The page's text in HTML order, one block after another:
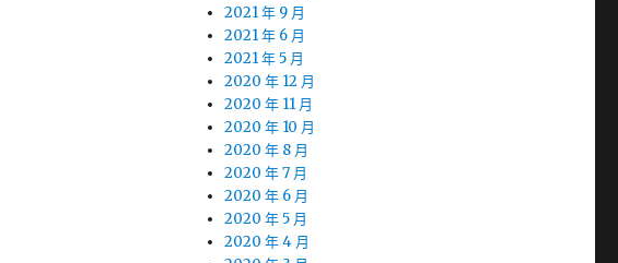
2021 年 9 月
2021 年 6 月
2021 年 5 月
2020 年 12 月
2020 年 11 月
2020 年 10 月
2020 年 8 月
2020 年 7 月
2020 年 6 月
2020 年 5 月
2020 年 4 月